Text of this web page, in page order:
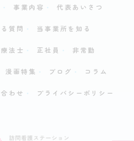
事業内容 代表あいさつ
質問 当事業所を知る
法士 正社員 非常勤
漫画特集 ブログ コラム
わせ プライバシーポリシー